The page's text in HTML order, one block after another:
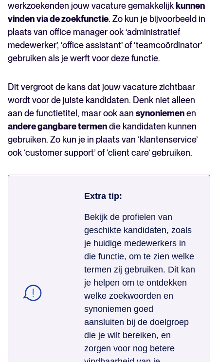
werkzoekenden jouw vacature gemakkelijk kunnen
vindenvia de zoekfunctie. Zo kun je bijvoorbeeld in
plaats van office manager ook ‘administratief
medewerker’, ‘office assistant’ of ‘teamcoördinator’
gebruiken als je werft voor deze functie.
Dit vergroot de kans dat jouw vacature zichtbaar
wordt voor de juiste kandidaten. Denk niet alleen
aan de functietitel, maar ook aan synoniemenen
andere gangbare termendie kandidaten kunnen
gebruiken. Zo kun je in plaats van ‘klantenservice’
ook ‘customer support’ of ‘client care’ gebruiken.
Extra tip:
Bekijk de profielen van
geschikte kandidaten, zoals
je huidige medewerkers in
die functie, om te zien welke
termen zij gebruiken. Dit kan
je helpen om te ontdekken
welke zoekwoorden en
synoniemen goed
aansluiten bij de doelgroep
die je wilt bereiken, en
zorgen voor nog betere